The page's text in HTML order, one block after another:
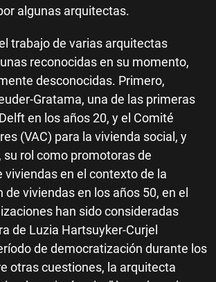
algunas arquitectas.
trabajo de varias arquitectas
reconocidas en su momento,
desconocidas. Primero,
Gratama, una de las primeras
en los años 20, y el Comité
(VAC) para la vivienda social, y
rol como promotoras de
viviendas en el contexto de la
de viviendas en los años 50, en el
han sido consideradas
de Luzia Hartsuyker-Curjel
de democratización durante los
otras cuestiones, la arquitecta